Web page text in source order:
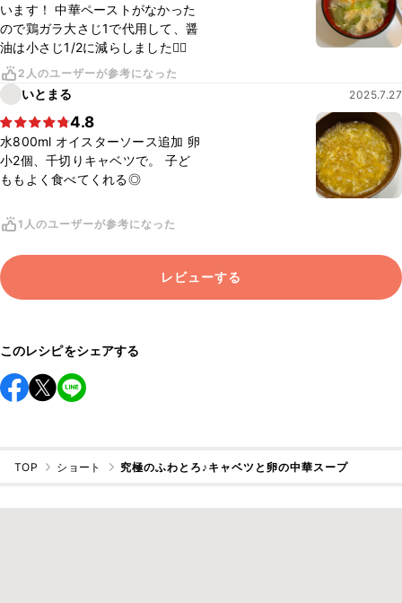
います！ 中華ペーストがなかった
ので鶏ガラ大さじ1で代用して、醤
油は小さじ1/2に減らしました👍🏻
2人のユーザーが参考になった
いとまる 2025.7.27
4.8
水800ml オイスターソース追加 卵
小2個、千切りキャベツで。 子ど
ももよく食べてくれる◎
1人のユーザーが参考になった
レビューする
このレシピをシェアする
TOP ショート 究極のふわとろ♪キャベツと卵の中華スープ